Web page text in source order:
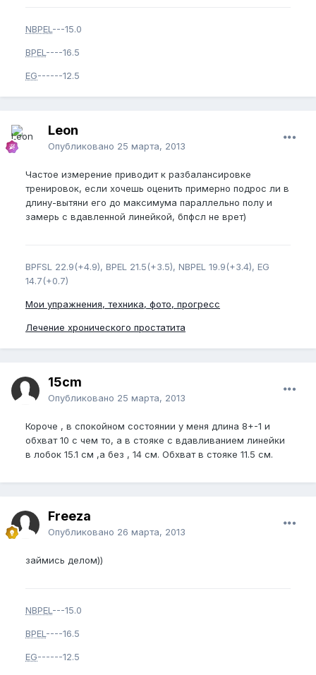
NBPEL ---15.0
BPEL ----16.5
EG------12.5
Leon
Опубликовано 25 марта, 2013
Частое измерение приводит к разбалансировке
тренировок, если хочешь оценить примерно подрос ли в
длину-вытяни его до максимума параллельно полу и
замерь с вдавленной линейкой, бпфсл не врет)
BPFSL 22.9(+4.9), BPEL 21.5(+3.5), NBPEL 19.9(+3.4), EG
14.7(+0.7)
Мои упражнения, техника, фото, прогресс
Лечение хронического простатита
15cm
Опубликовано 25 марта, 2013
Короче , в спокойном состоянии у меня длина 8+-1 и
обхват 10 с чем то, а в стояке с вдавливанием линейки
в лобок 15.1 см ,а без , 14 см. Обхват в стояке 11.5 см.
Freeza
Опубликовано 26 марта, 2013
займись делом))
NBPEL ---15.0
BPEL ----16.5
EG------12.5